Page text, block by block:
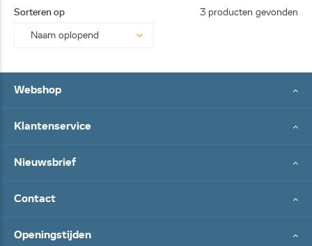
Sorteren op 3 producten gevonden
Webshop
Klantenservice
Nieuwsbrief
Contact
Openingstijden